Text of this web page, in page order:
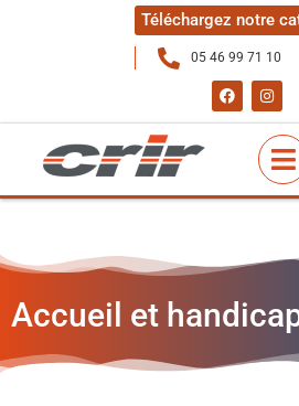
Téléchargez notre
05 46 99 71 10
Accueil et